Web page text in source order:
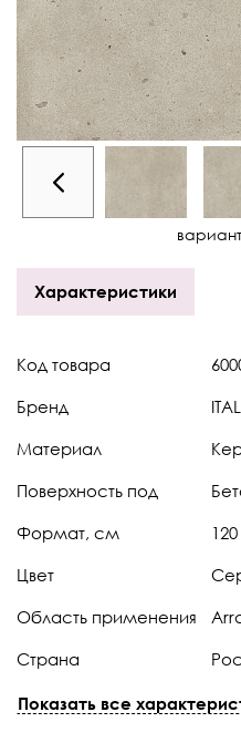
Характеристики
Код товара
Бренд
Материал
Поверхность под
Формат, см
Цвет
Область применения
Страна
Коллекция
Показать все